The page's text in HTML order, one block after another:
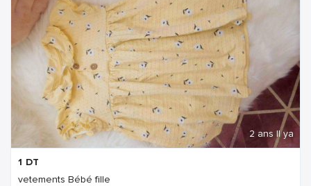
2 ans Il ya
1 DT
vetements Bébé fille